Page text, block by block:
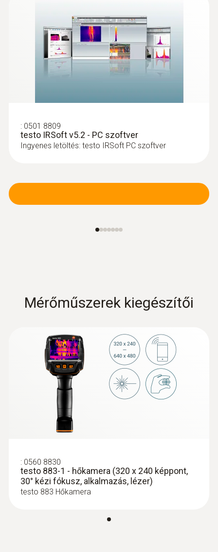
: 0501 8809
testo IRSoft v5.2 - PC szoftver
Ingyenes letöltés: testo IRSoft PC szoftver
Mérőműszerek kiegészítői
: 0560 8830
testo 883-1 - hőkamera (320 x 240 képpont,
30° kézi fókusz, alkalmazás, lézer)
testo 883 Hőkamera